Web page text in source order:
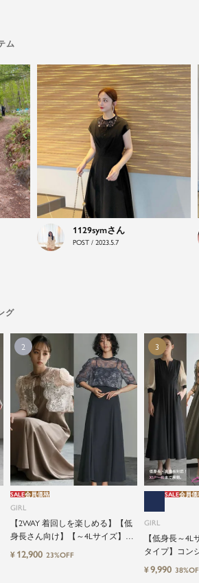
特別
軽に
ドレス
クロー
ドレス
アイテ
特別な
由にド
そんな
ールで
1129sym
POST / 2023.5.7
GIRL
【2WAY 着回しを楽しめる】【低
身長さん向け】【～4Lサイズ】レ
ースブラウス&マーメイドキャミ
SALE会員価格
¥ 12,900 23%OFF
GIRL
【低身長～4L
タイプ】コン
インキーネッ
SALE会員価
¥9,990